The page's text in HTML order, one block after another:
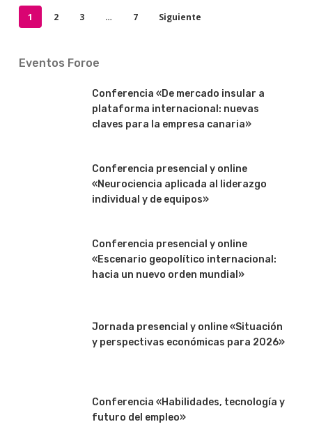
1 2 3 … 7 Siguiente
Eventos Foroe
Conferencia «De mercado insular a
plataforma internacional: nuevas
claves para la empresa canaria»
Conferencia presencial y online
«Neurociencia aplicada al liderazgo
individual y de equipos»
Conferencia presencial y online
«Escenario geopolítico internacional:
hacia un nuevo orden mundial»
Jornada presencial y online «Situación
y perspectivas económicas para 2026»
Conferencia «Habilidades, tecnología y
futuro del empleo»